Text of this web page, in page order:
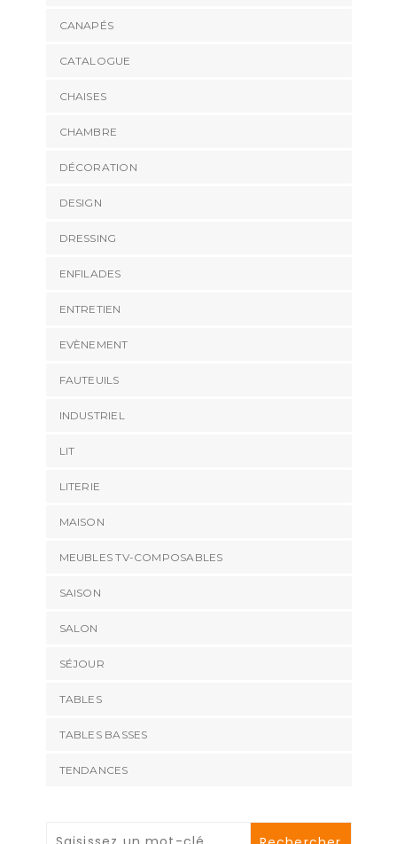
CANAPÉS
CATALOGUE
CHAISES
CHAMBRE
DÉCORATION
DESIGN
DRESSING
ENFILADES
ENTRETIEN
EVÈNEMENT
FAUTEUILS
INDUSTRIEL
LIT
LITERIE
MAISON
MEUBLES TV-COMPOSABLES
SAISON
SALON
SÉJOUR
TABLES
TABLES BASSES
TENDANCES